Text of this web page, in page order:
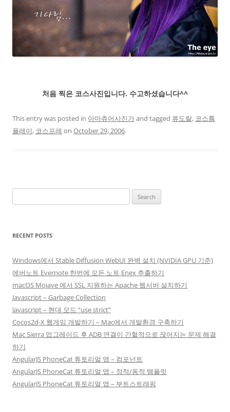
처음 찍은 코스사진입니다. 수고하셨습니다^^
This entry was posted in 아마츄어사진가and tagged 류도랄, 코스튬
플레이, 코스프레 on October 29, 2006.
for:
RECENT POSTS
Windows에서 Stable Diffusion WebUI 완벽 설치 (NVIDIA GPU 기준)
에버노트 Evernote 한번에 모든 노트 Enex 추출하기
macOS Mojave 에서 SSL 지원하는 Apache 웹서버 설치하기
Javascript – Garbage Collection
Javascript – 현대 모드 “use strict”
Cocos2d-X 웹게임 개발하기 – Mac에서 개발환경 구축하기
Mac Sierra 업그레이드 후 ADB 연결이 간헐적으로 끊어지는 문제 해결
하기
AngularJS PhoneCat 튜토리얼 앱 – 컴포넌트
AngularJS PhoneCat 튜토리얼 앱 – 정적/동적 템플릿
AngularJS PhoneCat 튜토리얼 앱 – 부트스트래핑